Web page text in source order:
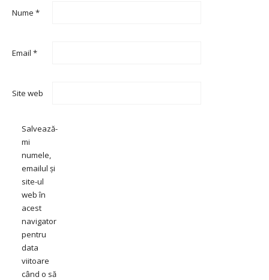
Nume *
Email *
Site web
Salvează-
mi
numele,
emailul și
site-ul
web în
acest
navigator
pentru
data
viitoare
când o să